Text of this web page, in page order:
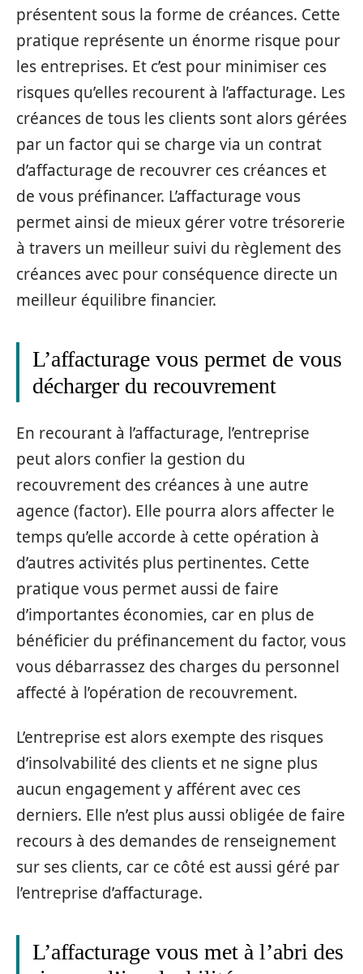
présentent sous la forme de créances. Cette
pratique représente un énorme risque pour
les entreprises. Et c’est pour minimiser ces
risques qu’elles recourent à l’affacturage. Les
créances de tous les clients sont alors gérées
par un factor qui se charge via un contrat
d’affacturage de recouvrer ces créances et
de vous préfinancer. L’affacturage vous
permet ainsi de mieux gérer votre trésorerie
à travers un meilleur suivi du règlement des
créances avec pour conséquence directe un
meilleur équilibre financier.
L’affacturage vous permet de vous
décharger du recouvrement
En recourant à l’affacturage, l’entreprise
peut alors confier la gestion du
recouvrement des créances à une autre
agence (factor). Elle pourra alors affecter le
temps qu’elle accorde à cette opération à
d’autres activités plus pertinentes. Cette
pratique vous permet aussi de faire
d’importantes économies, car en plus de
bénéficier du préfinancement du factor, vous
vous débarrassez des charges du personnel
affecté à l’opération de recouvrement.
L’entreprise est alors exempte des risques
d’insolvabilité des clients et ne signe plus
aucun engagement y afférent avec ces
derniers. Elle n’est plus aussi obligée de faire
recours à des demandes de renseignement
sur ses clients, car ce côté est aussi géré par
l’entreprise d’affacturage.
L’affacturage vous met à l’abri des